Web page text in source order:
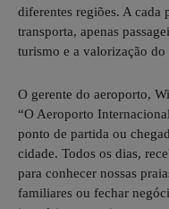
diferentes regiões. A cada
transporta, apenas
turismo e a valorização
O gerente do aeroporto,
“O Aeroporto
ponto de partida ou
cidade. Todos os dias,
para conhecer nossas
familiares ou fechar